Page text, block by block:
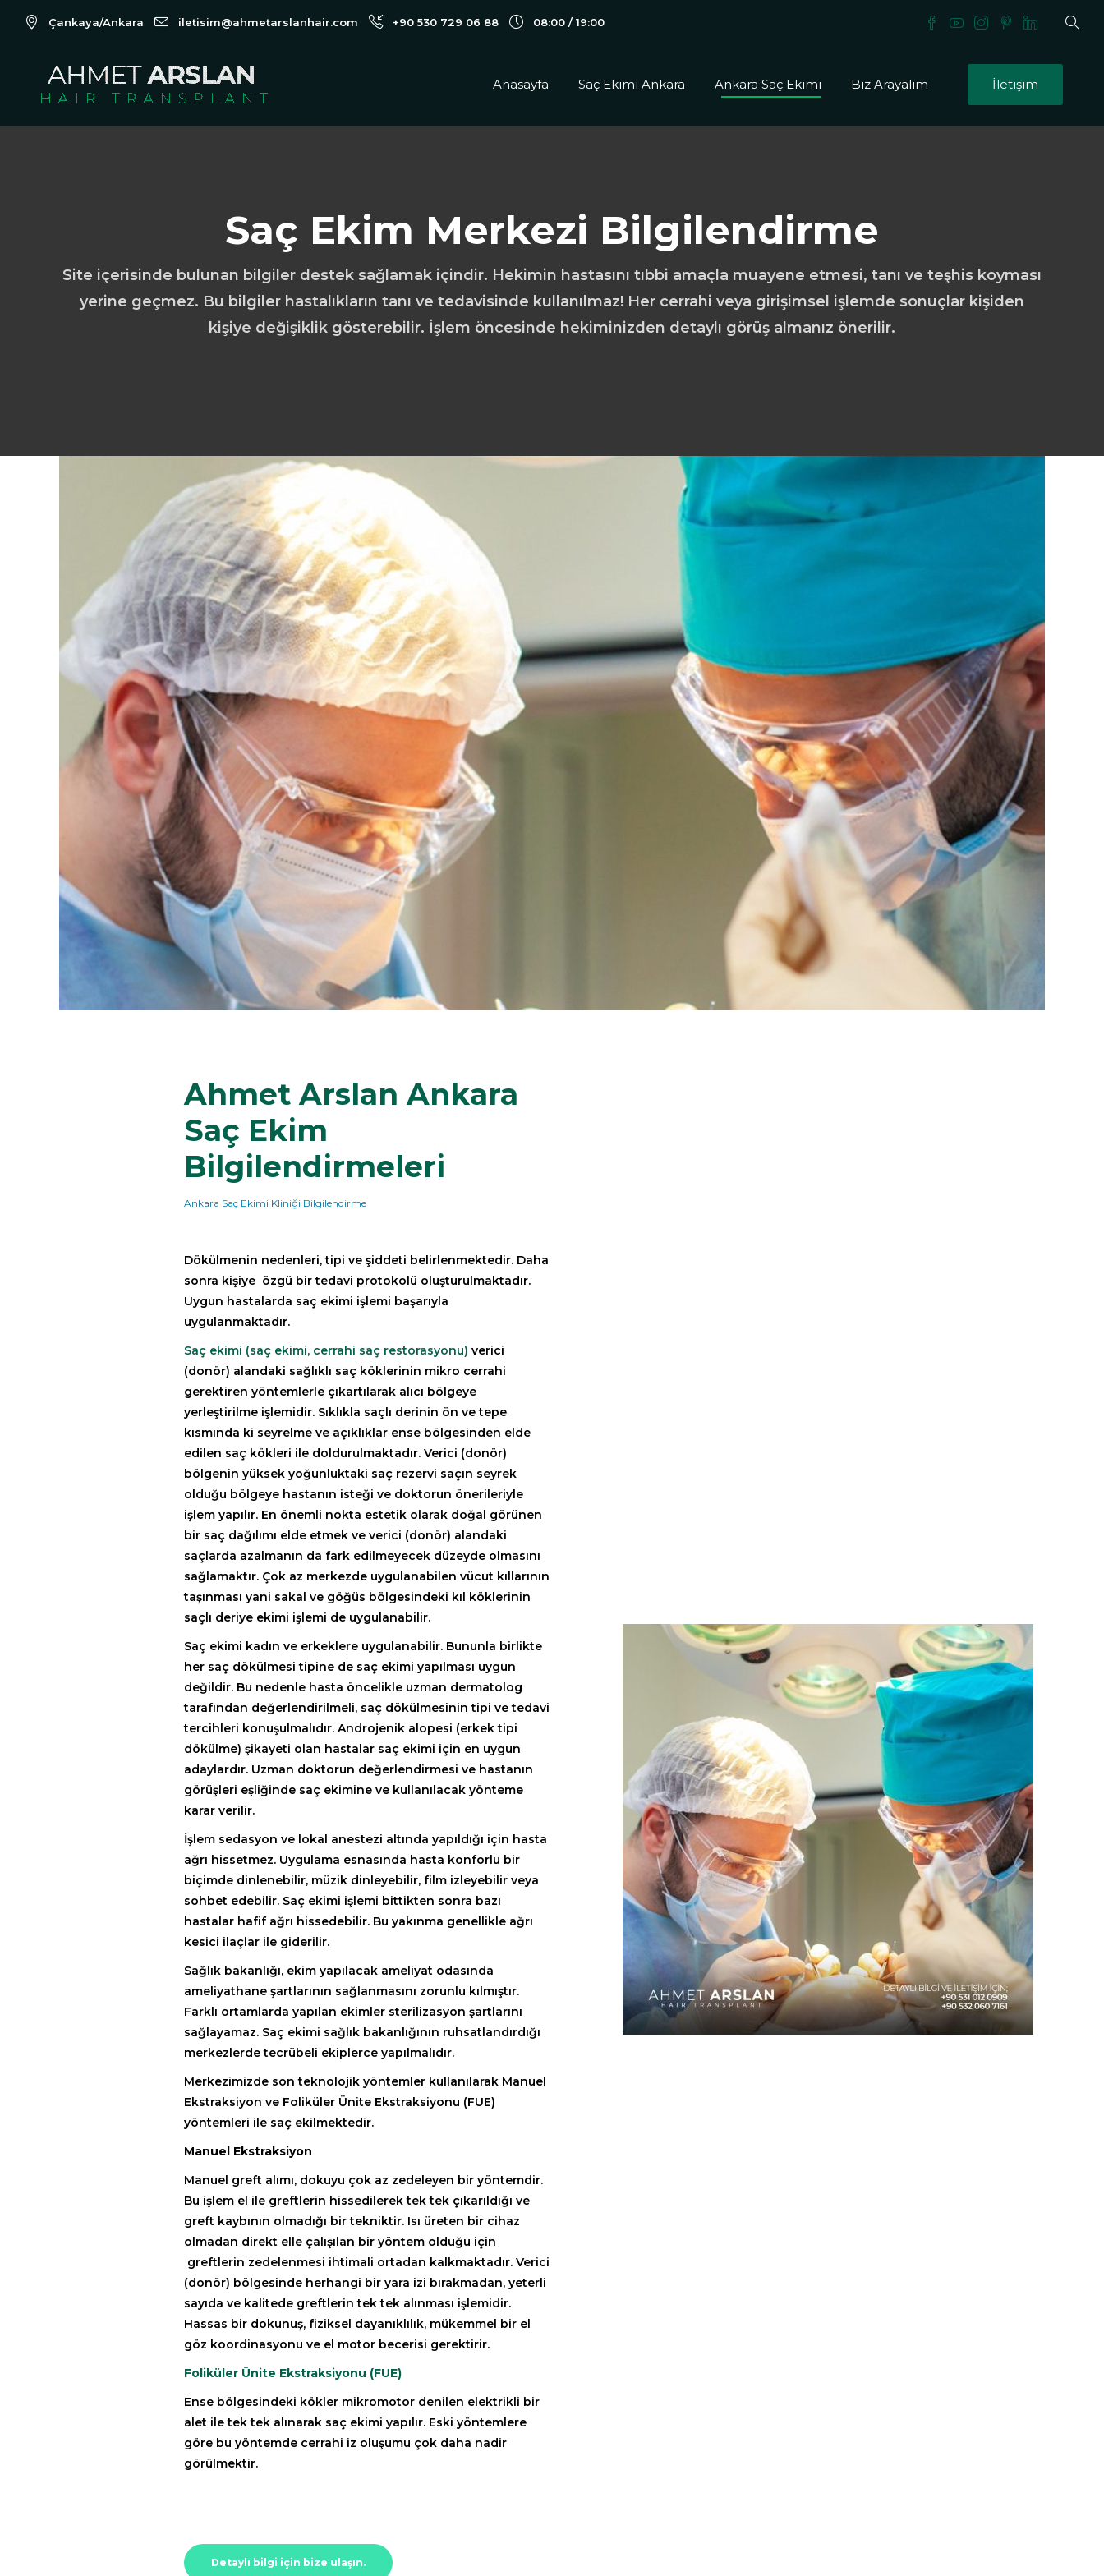
Çankaya/Ankara iletisim@ahmetarslanhair.com +90 530 729 06 88 08:00 / 19:00
Anasayfa Saç Ekimi Ankara Ankara Saç Ekimi Biz Arayalım İletişim
Saç Ekim Merkezi Bilgilendirme
Site içerisinde bulunan bilgiler destek sağlamak içindir. Hekimin hastasını tıbbi amaçla muayene etmesi, tanı ve teşhis koyması
yerine geçmez. Bu bilgiler hastalıkların tanı ve tedavisinde kullanılmaz! Her cerrahi veya girişimsel işlemde sonuçlar kişiden
kişiye değişiklik gösterebilir. İşlem öncesinde hekiminizden detaylı görüş almanız önerilir.
Ahmet Arslan Ankara
Saç Ekim
Bilgilendirmeleri
Ankara Saç Ekimi Kliniği Bilgilendirme
Dökülmenin nedenleri, tipi ve şiddeti belirlenmektedir. Daha
sonra kişiye özgü bir tedavi protokolü oluşturulmaktadır.
Uygun hastalarda saç ekimi işlemi başarıyla
uygulanmaktadır.
Saç ekimi (saç ekimi, cerrahi saç restorasyonu) verici
(donör) alandaki sağlıklı saç köklerinin mikro cerrahi
gerektiren yöntemlerle çıkartılarak alıcı bölgeye
yerleştirilme işlemidir. Sıklıkla saçlı derinin ön ve tepe
kısmında ki seyrelme ve açıklıklar ense bölgesinden elde
edilen saç kökleri ile doldurulmaktadır. Verici (donör)
bölgenin yüksek yoğunluktaki saç rezervi saçın seyrek
olduğu bölgeye hastanın isteği ve doktorun önerileriyle
işlem yapılır. En önemli nokta estetik olarak doğal görünen
bir saç dağılımı elde etmek ve verici (donör) alandaki
saçlarda azalmanın da fark edilmeyecek düzeyde olmasını
sağlamaktır. Çok az merkezde uygulanabilen vücut kıllarının
taşınması yani sakal ve göğüs bölgesindeki kıl köklerinin
saçlı deriye ekimi işlemi de uygulanabilir.
Saç ekimi kadın ve erkeklere uygulanabilir. Bununla birlikte
her saç dökülmesi tipine de saç ekimi yapılması uygun
değildir. Bu nedenle hasta öncelikle uzman dermatolog
tarafından değerlendirilmeli, saç dökülmesinin tipi ve tedavi
tercihleri konuşulmalıdır. Androjenik alopesi (erkek tipi
dökülme) şikayeti olan hastalar saç ekimi için en uygun
adaylardır. Uzman doktorun değerlendirmesi ve hastanın
görüşleri eşliğinde saç ekimine ve kullanılacak yönteme
karar verilir.
İşlem sedasyon ve lokal anestezi altında yapıldığı için hasta
ağrı hissetmez. Uygulama esnasında hasta konforlu bir
biçimde dinlenebilir, müzik dinleyebilir, film izleyebilir veya
sohbet edebilir. Saç ekimi işlemi bittikten sonra bazı
hastalar hafif ağrı hissedebilir. Bu yakınma genellikle ağrı
kesici ilaçlar ile giderilir.
Sağlık bakanlığı, ekim yapılacak ameliyat odasında
ameliyathane şartlarının sağlanmasını zorunlu kılmıştır.
Farklı ortamlarda yapılan ekimler sterilizasyon şartlarını
sağlayamaz. Saç ekimi sağlık bakanlığının ruhsatlandırdığı
merkezlerde tecrübeli ekiplerce yapılmalıdır.
Merkezimizde son teknolojik yöntemler kullanılarak Manuel
Ekstraksiyon ve Foliküler Ünite Ekstraksiyonu (FUE)
yöntemleri ile saç ekilmektedir.
Manuel Ekstraksiyon
Manuel greft alımı, dokuyu çok az zedeleyen bir yöntemdir.
Bu işlem el ile greftlerin hissedilerek tek tek çıkarıldığı ve
greft kaybının olmadığı bir tekniktir. Isı üreten bir cihaz
olmadan direkt elle çalışılan bir yöntem olduğu için
greftlerin zedelenmesi ihtimali ortadan kalkmaktadır. Verici
(donör) bölgesinde herhangi bir yara izi bırakmadan, yeterli
sayıda ve kalitede greftlerin tek tek alınması işlemidir.
Hassas bir dokunuş, fiziksel dayanıklılık, mükemmel bir el
göz koordinasyonu ve el motor becerisi gerektirir.
Foliküler Ünite Ekstraksiyonu (FUE)
Ense bölgesindeki kökler mikromotor denilen elektrikli bir
alet ile tek tek alınarak saç ekimi yapılır. Eski yöntemlere
göre bu yöntemde cerrahi iz oluşumu çok daha nadir
görülmektir.
Detaylı bilgi için bize ulaşın.